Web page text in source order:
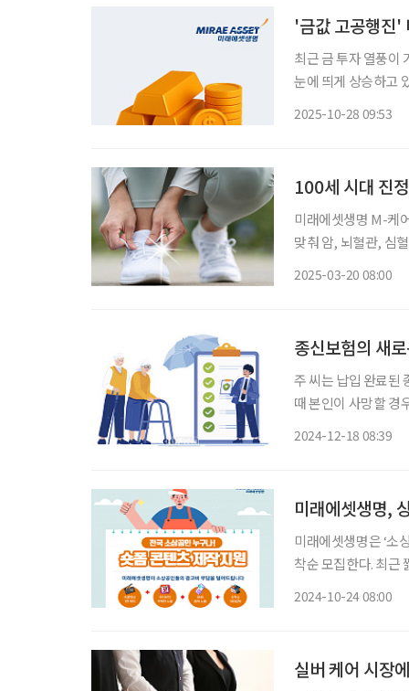
'금값 고공행진'
최근 금 투자 열풍이
눈에 띄게 상승하고
2025-10-28 09:53
100세 시대 진
미래에셋생명 M-케
맞춰 암, 뇌혈관, 심
2025-03-20 08:00
종신보험의 새
주 씨는 납입 완료된
때 본인이 사망할 경
2024-12-18 08:39
미래에셋생명,
미래에셋생명은 ‘소
착순 모집한다. 최근
2024-10-24 08:00
실버 케어 시장